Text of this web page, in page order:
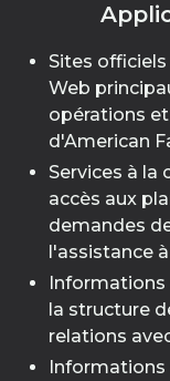
Sites
Web
opérations
d'American
Services à la
accès aux
demandes
l'assistance
Informations
la structure
relations
Informations